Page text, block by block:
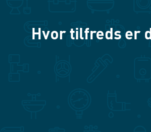
Hvor tilfreds er